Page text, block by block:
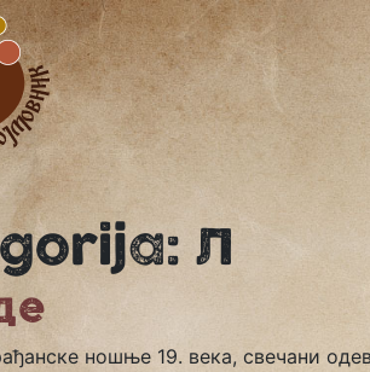
Л
ношње 19. века, свечани